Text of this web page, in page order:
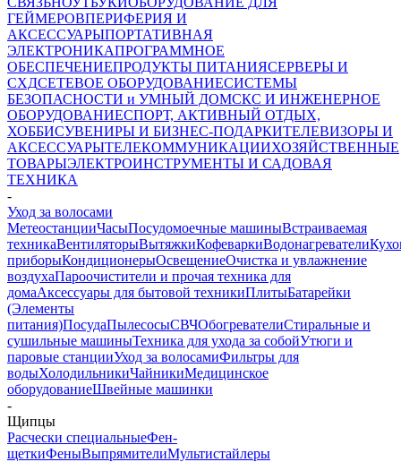
ГЕЙМЕРОВПЕРИФЕРИЯ И
АКСЕССУАРЫПОРТАТИВНАЯ
ЭЛЕКТРОНИКАПРОГРАММНОЕ
ОБЕСПЕЧЕНИЕПРОДУКТЫ ПИТАНИЯСЕРВЕРЫ И
СХДСЕТЕВОЕ ОБОРУДОВАНИЕСИСТЕМЫ
БЕЗОПАСНОСТИ и УМНЫЙ ДОМСКС И ИНЖЕНЕРНОЕ
ОБОРУДОВАНИЕСПОРТ, АКТИВНЫЙ ОТДЫХ,
ХОББИСУВЕНИРЫ И БИЗНЕС-ПОДАРКИТЕЛЕВИЗОРЫ И
АКСЕССУАРЫТЕЛЕКОММУНИКАЦИИХОЗЯЙСТВЕННЫЕ
ТОВАРЫЭЛЕКТРОИНСТРУМЕНТЫ И САДОВАЯ
ТЕХНИКА
-
Уход за волосами
МетеостанцииЧасыПосудомоечные машиныВстраиваемая
техникаВентиляторыВытяжкиКофеваркиВодонагреватели
приборыКондиционерыОсвещениеОчистка и увлажнение
воздухаПароочистители и прочая техника для
домаАксессуары для бытовой техникиПлитыБатарейки
(Элементы
питания)ПосудаПылесосыСВЧОбогревателиСтиральные и
сушильные машиныТехника для ухода за собойУтюги и
паровые станцииУход за волосамиФильтры для
водыХолодильникиЧайникиМедицинское
оборудованиеШвейные машинки
-
Щипцы
Расчески специальныеФен-
щеткиФеныВыпрямителиМультистайлеры